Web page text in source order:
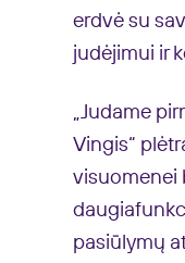
erdvė su
judėjimui ir
„Judame
Vingis“
visuomenei
pasiūlymų